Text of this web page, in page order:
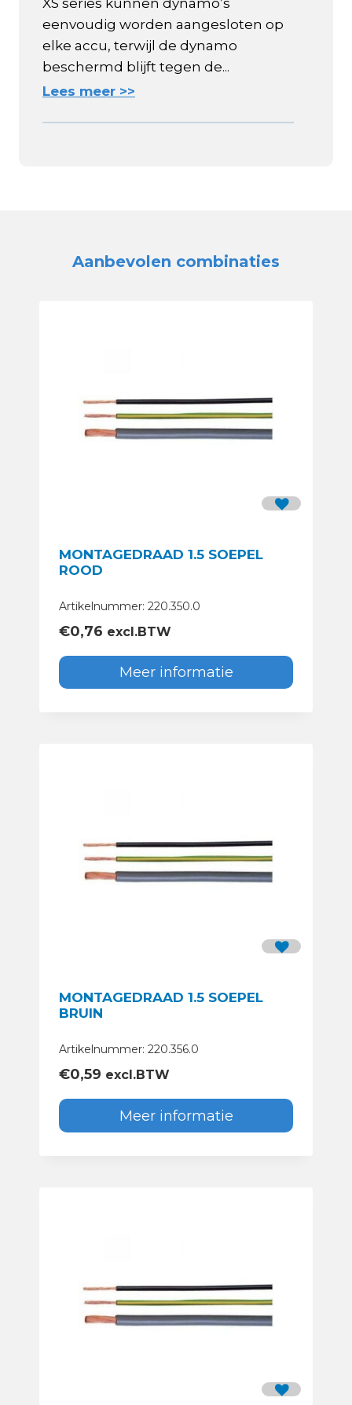
XS series kunnen dynamo’s
eenvoudig worden aangesloten op
elke accu, terwijl de dynamo
beschermd blijft tegen de...
Lees meer >>
Aanbevolen combinaties
MONTAGEDRAAD 1.5 SOEPEL
ROOD
Artikelnummer: 220.350.0
€0,76 excl.BTW
Meer informatie
MONTAGEDRAAD 1.5 SOEPEL
BRUIN
Artikelnummer: 220.356.0
€0,59 excl.BTW
Meer informatie